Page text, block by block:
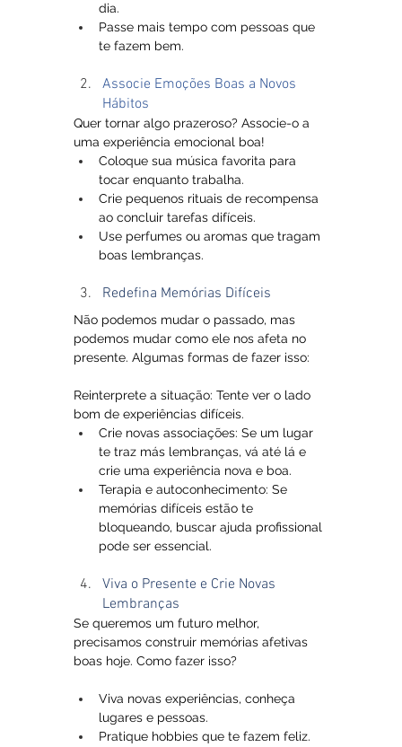
dia.
Passe mais tempo com pessoas que
te fazem bem.
Associe Emoções Boas a Novos
Hábitos
Quer tornar algo prazeroso? Associe-o a
uma experiência emocional boa!
Coloque sua música favorita para
tocar enquanto trabalha.
Crie pequenos rituais de recompensa
ao concluir tarefas difíceis.
Use perfumes ou aromas que tragam
boas lembranças.
Redefina Memórias Difíceis
Não podemos mudar o passado, mas
podemos mudar como ele nos afeta no
presente. Algumas formas de fazer isso:
Reinterprete a situação: Tente ver o lado
bom de experiências difíceis.
Crie novas associações: Se um lugar
te traz más lembranças, vá até lá e
crie uma experiência nova e boa.
Terapia e autoconhecimento: Se
memórias difíceis estão te
bloqueando, buscar ajuda profissional
pode ser essencial.
Viva o Presente e Crie Novas
Lembranças
Se queremos um futuro melhor,
precisamos construir memórias afetivas
boas hoje. Como fazer isso?
Viva novas experiências, conheça
lugares e pessoas.
Pratique hobbies que te fazem feliz.